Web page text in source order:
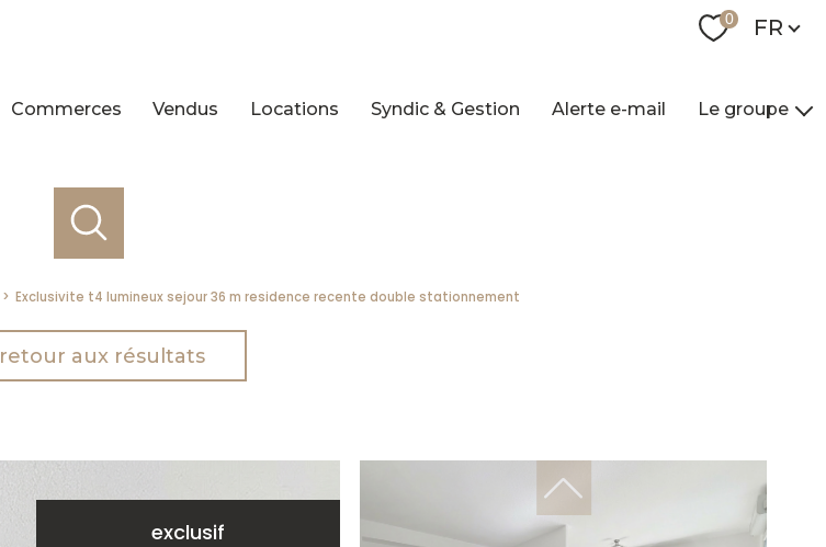
0 Langue
FR
Commerces Vendus Locations Syndic & Gestion Alerte e-mail Le groupe
Exclusivite t4 lumineux sejour 36 m residence recente double stationnement
retour aux résultats
exclusif